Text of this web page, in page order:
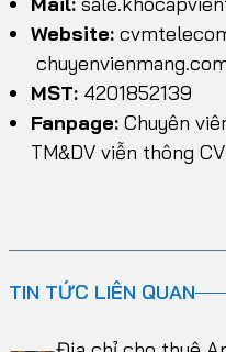
Website:
MST: 4201852139
Fanpage: Chuyên
TM&DV viễn thông
TIN TỨC LIÊN QUAN